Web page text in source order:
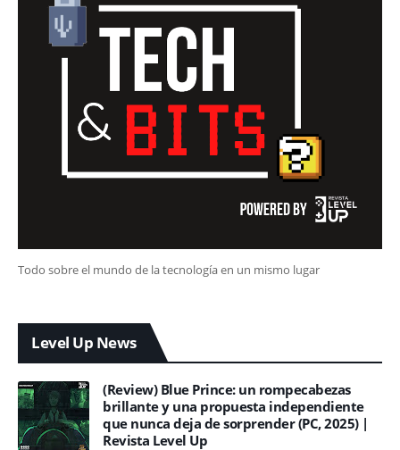
Todo sobre el mundo de la tecnología en un mismo lugar
Level Up News
(Review) Blue Prince: un rompecabezas
brillante y una propuesta independiente
que nunca deja de sorprender (PC, 2025) |
Revista Level Up